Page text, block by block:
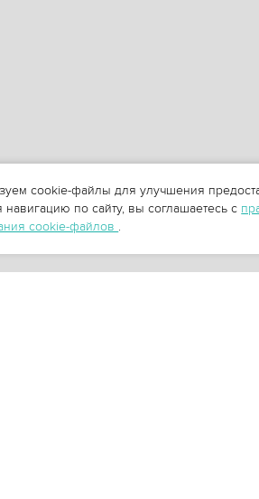
cookie-файлы для улучшения
по сайту, вы соглашаетесь с
cookie-файлов .